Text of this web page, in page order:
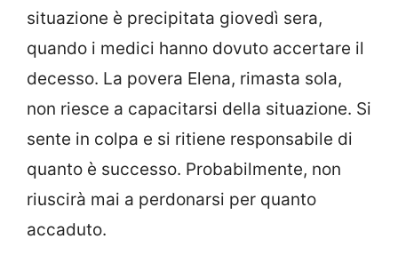
situazione è precipitata giovedì sera,
quando i medici hanno dovuto accertare il
decesso. La povera Elena, rimasta sola,
non riesce a capacitarsi della situazione. Si
sente in colpa e si ritiene responsabile di
quanto è successo. Probabilmente, non
riuscirà mai a perdonarsi per quanto
accaduto.